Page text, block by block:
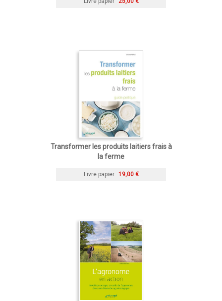
Transformer les produits laitiers frais à
la ferme
Livre papier 19,00 €